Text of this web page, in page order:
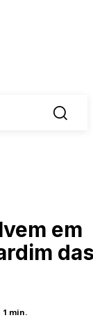
em
min.